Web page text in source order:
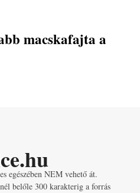
macskafajta a
egészében NEM vehető át.
belőle 300 karakterig a forrás